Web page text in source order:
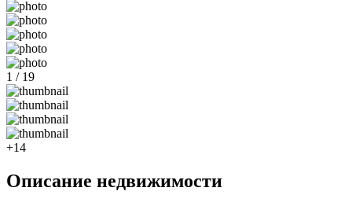
1 / 19
+14
Описание недвижимости